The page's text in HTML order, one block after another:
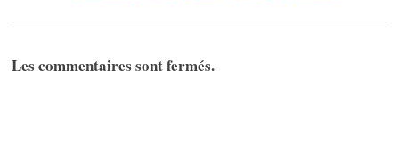
Les commentaires sont fermés.